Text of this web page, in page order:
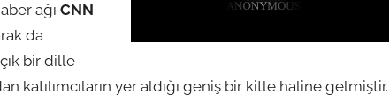
ağı CNN
da
bir dille
katılımcıların yer aldığı geniş bir kitle haline gelmiştir.